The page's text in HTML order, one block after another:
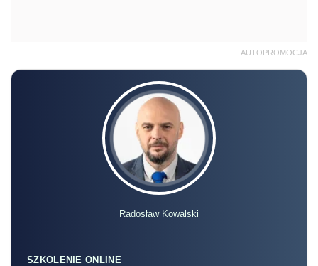
AUTOPROMOCJA
Radosław Kowalski
SZKOLENIE ONLINE